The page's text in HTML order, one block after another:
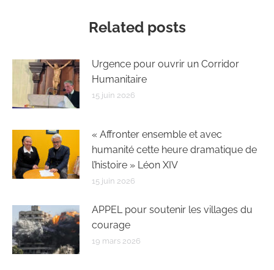
Related posts
Urgence pour ouvrir un Corridor
Humanitaire
15 juin 2026
« Affronter ensemble et avec
humanité cette heure dramatique de
l’histoire » Léon XIV
15 juin 2026
APPEL pour soutenir les villages du
courage
19 mars 2026